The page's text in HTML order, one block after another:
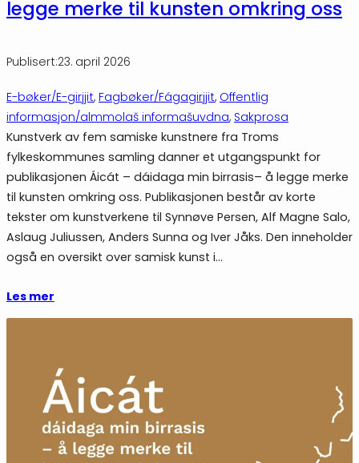
legge merke til kunsten omkring oss
Publisert:23. april 2026
E-bøker/E-girjjit, Fagbøker/Fágagirjjit, Offentlig
informasjon/almmolaš informašuvdna, Sakprosa
Kunstverk av fem samiske kunstnere fra Troms
fylkeskommunes samling danner et utgangspunkt for
publikasjonen Áicát – dáidaga min birrasis– å legge merke
til kunsten omkring oss. Publikasjonen består av korte
tekster om kunstverkene til Synnøve Persen, Alf Magne Salo,
Aslaug Juliussen, Anders Sunna og Iver Jåks. Den inneholder
også en oversikt over samisk kunst i…
Les mer